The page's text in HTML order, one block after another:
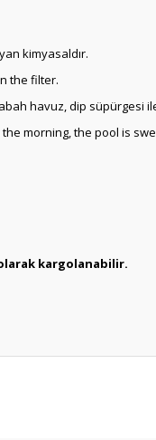
kimyasaldır.
the filter.
havuz, dip süpürgesi
morning, the pool is
kargolanabilir.